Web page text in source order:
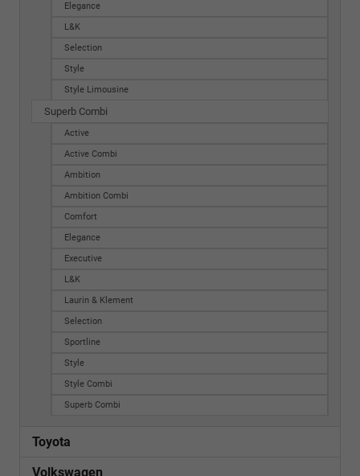
Elegance
L&K
Selection
Style
Style Limousine
Superb Combi
Active
Active Combi
Ambition
Ambition Combi
Comfort
Elegance
Executive
L&K
Laurin & Klement
Selection
Sportline
Style
Style Combi
Superb Combi
Toyota
Volkswagen